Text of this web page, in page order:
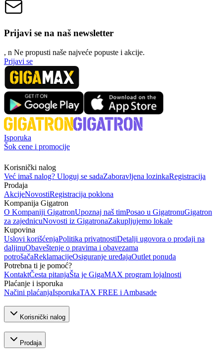
Prijavi se na naš newsletter
, n Ne propusti naše najveće popuste i akcije.
Prijavi se
Isporuka
Šok cene i promocije
Korisnički nalog
Već imaš nalog? Uloguj se sadaZaboravljena lozinkaRegistracija
Prodaja
AkcijeNovostiRegistracija poklona
Kompanija Gigatron
O Kompaniji GigatronUpoznaj naš timPosao u GigatronuGigatron
za zajednicuNovosti iz GigatronaZakupljujemo lokale
Kupovina
Uslovi korišćenjaPolitika privatnostiDetalji ugovora o prodaji na
daljinuObaveštenje o pravima i obavezama
potrošačaReklamacijeOsiguranje uređajaOutlet ponuda
Potrebna ti je pomoć?
KontaktČesta pitanjaŠta je GigaMAX program lojalnosti
Plaćanje i isporuka
Načini plaćanjaIsporukaTAX FREE i Ambasade
Korisnički nalog
Prodaja